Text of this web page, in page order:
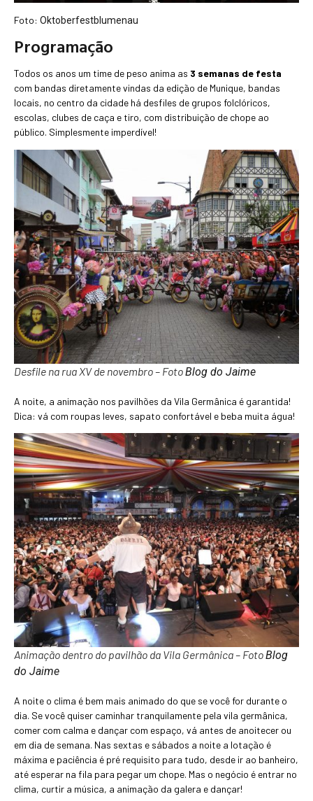
Foto: Oktoberfestblumenau
Programação
Todos os anos um time de peso anima as 3 semanas de festa
com bandas diretamente vindas da edição de Munique, bandas
locais, no centro da cidade há desfiles de grupos folclóricos,
escolas, clubes de caça e tiro, com distribuição de chope ao
público. Simplesmente imperdível!
Desfile na rua XV de novembro – FotoBlog do Jaime
A noite, a animação nos pavilhões da Vila Germânica é garantida!
Dica: vá com roupas leves, sapato confortável e beba muita água!
Animação dentro do pavilhão da Vila Germânica – FotoBlog
do Jaime
A noite o clima é bem mais animado do que se você for durante o
dia. Se você quiser caminhar tranquilamente pela vila germânica,
comer com calma e dançar com espaço, vá antes de anoitecer ou
em dia de semana. Nas sextas e sábados a noite a lotação é
máxima e paciência é pré requisito para tudo, desde ir ao banheiro,
até esperar na fila para pegar um chope. Mas o negócio é entrar no
clima, curtir a música, a animação da galera e dançar!